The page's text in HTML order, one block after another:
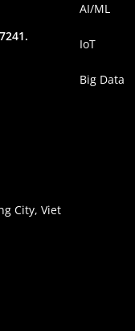
City, Viet
AI/ML
IoT
Big Data